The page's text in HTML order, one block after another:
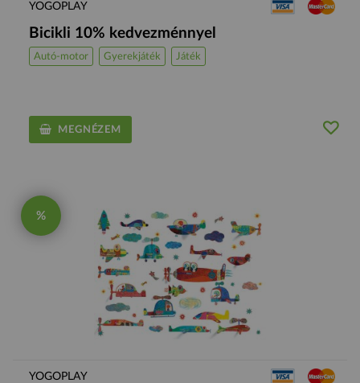
YOGOPLAY
Bicikli 10% kedvezménnyel
Autó-motor Gyerekjáték Játék
MEGNÉZEM
%
YOGOPLAY